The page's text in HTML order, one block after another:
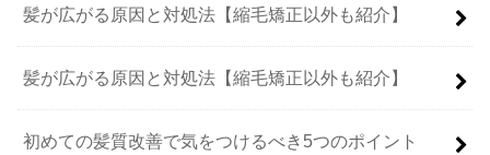
髪が広がる原因と対処法【縮毛矯正以外も紹介】
髪が広がる原因と対処法【縮毛矯正以外も紹介】
初めての髪質改善で気をつけるべき5つのポイント